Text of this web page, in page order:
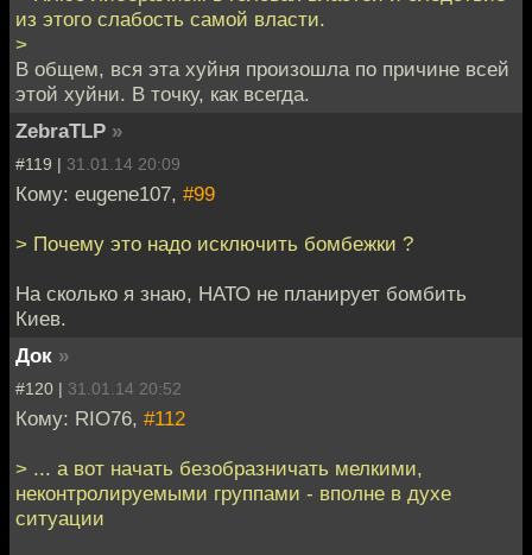
из этого слабость самой власти.
>
В общем, вся эта хуйня произошла по причине всей
этой хуйни. В точку, как всегда.
ZebraTLP »
#119 | 31.01.14 20:09
Кому: eugene107, #99
> Почему это надо исключить бомбежки ?
На сколько я знаю, НАТО не планирует бомбить
Киев.
Док »
#120 | 31.01.14 20:52
Кому: RIO76, #112
> ... а вот начать безобразничать мелкими,
неконтролируемыми группами - вполне в духе
ситуации